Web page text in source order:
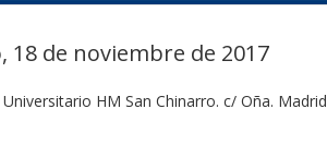
18 de noviembre de 2017
HM San Chinarro. c/ Oña. Madrid